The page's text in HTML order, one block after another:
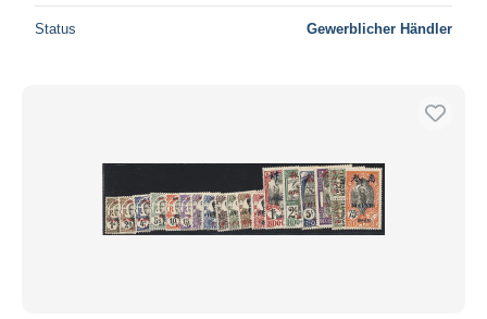
Status Gewerblicher Händler